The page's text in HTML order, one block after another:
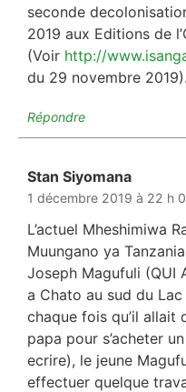
seconde
2019 aux Editions de
(Voir http://
du 29 novembre 2019).
Répondre
Stan Siyomana
1 décembre 2019 à 22 h
L’actuel Mheshimiwa
Muungano ya
Joseph Magufuli (QUI
a Chato au sud du
chaque fois qu’il allait
papa pour s’acheter
ecrire), le jeune
effectuer quelque